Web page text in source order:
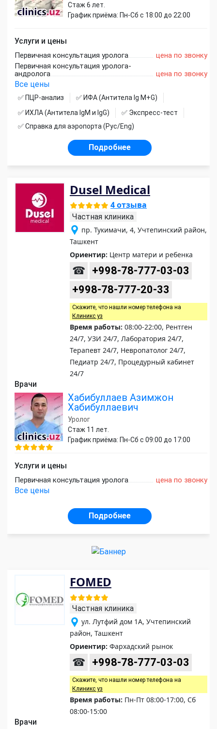
Стаж 6 лет.
График приёма: Пн-Сб с 18:00 до 22:00
Услуги и цены
Первичная консультация уролога
цена по звонку
Первичная консультация уролога-
андролога
цена по звонку
Все цены
✅ ПЦР-анализ
✅ ИФА (Антитела Ig М+G)
✅ ИХЛА (Антитела IgM и IgG)
✅ Экспресс-тест
✅ Справка для аэропорта (Рус/Eng)
Подробнее
Dusel Medical
4 отзыва
Частная клиника
пр. Тукимачи, 4, Учтепинский район,
Ташкент
Ориентир: Центр матери и ребенка
☎
+998-78-777-03-03
+998-78-777-20-33
Скажите, что нашли номер телефона на
Клиникс уз
Время работы: 08:00-22:00, Рентген
24/7, УЗИ 24/7, Лаборатория 24/7,
Терапевт 24/7, Невропатолог 24/7,
Педиатр 24/7, Процедурный кабинет
24/7
Врачи
Хабибуллаев Азимжон
Хабибуллаевич
Уролог
Стаж 11 лет.
График приёма: Пн-Сб с 09:00 до 17:00
Услуги и цены
Первичная консультация уролога цена по звонку
Все цены
Подробнее
FOMED
Частная клиника
ул. Лутфий дом 1А, Учтепинский
район, Ташкент
Ориентир: Фархадский рынок
☎ +998-78-777-03-03
Скажите, что нашли номер телефона на
Клиникс уз
Время работы: Пн-Пт 08:00-17:00, Сб
08:00-15:00
Врачи